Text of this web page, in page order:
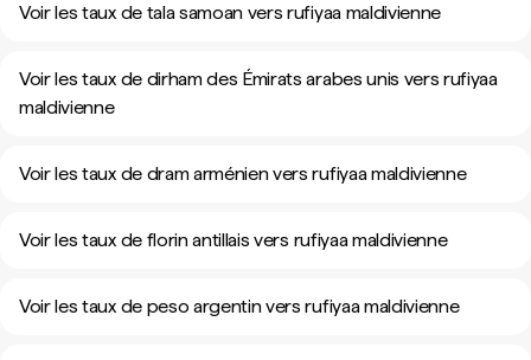
Voir les taux de tala samoan vers rufiyaa maldivienne
Voir les taux de dirham des Émirats arabes unis vers rufiyaa
maldivienne
Voir les taux de dram arménien vers rufiyaa maldivienne
Voir les taux de florin antillais vers rufiyaa maldivienne
Voir les taux de peso argentin vers rufiyaa maldivienne